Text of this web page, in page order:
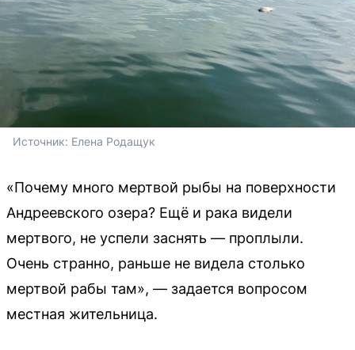
Источник: Елена Родащук
«Почему много мертвой рыбы на поверхности
Андреевского озера? Ещё и рака видели
мертвого, не успели заснять — проплыли.
Очень странно, раньше не видела столько
мертвой рабы там», — задается вопросом
местная жительница.